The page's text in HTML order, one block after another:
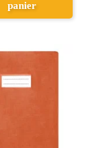
panier